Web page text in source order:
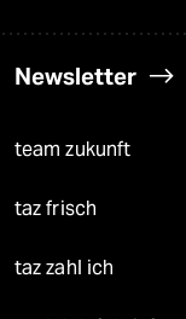
Newsletter
team zukunft
taz frisch
taz zahl ich